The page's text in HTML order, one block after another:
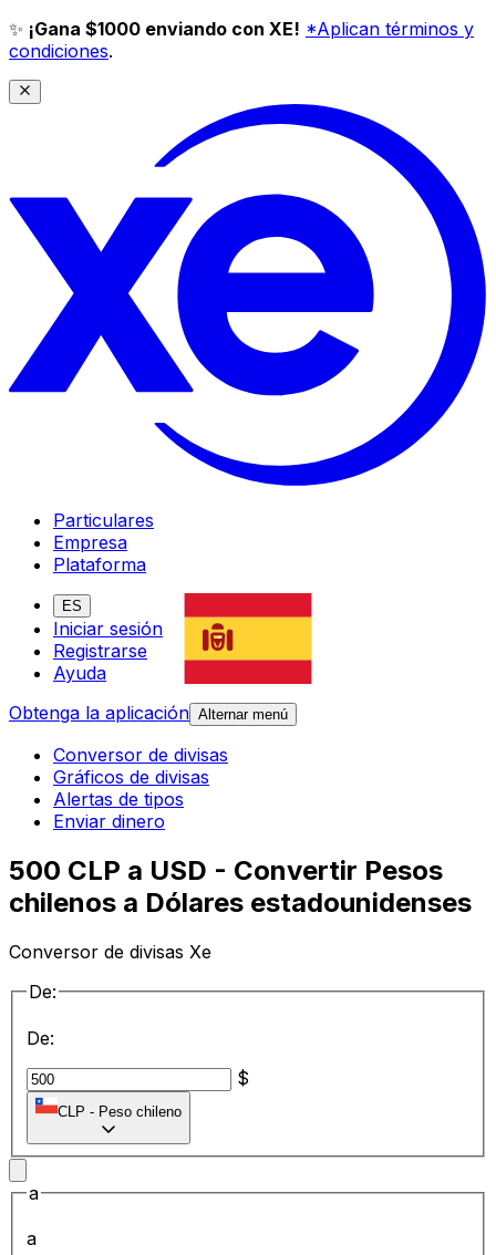
✨ ¡Gana $1000 enviando con XE! *Aplican términos y
condiciones.
Particulares
Empresa
Plataforma
ES
Iniciar sesión
Registrarse
Ayuda
Obtenga la aplicación Alternar menú
Conversor de divisas
Gráficos de divisas
Alertas de tipos
Enviar dinero
500 CLP a USD - Convertir Pesos
chilenos a Dólares estadounidenses
Conversor de divisas Xe
De:
De:
$
CLP - Peso chileno
a
a